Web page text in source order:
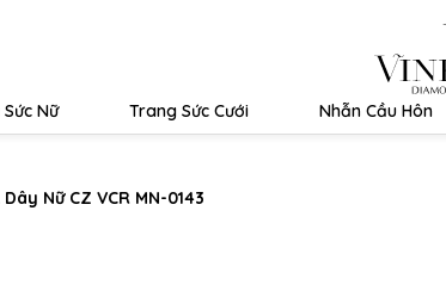
Nữ Trang Sức Cưới Nhẫn Cầu Hôn
Nữ CZ VCR MN-0143